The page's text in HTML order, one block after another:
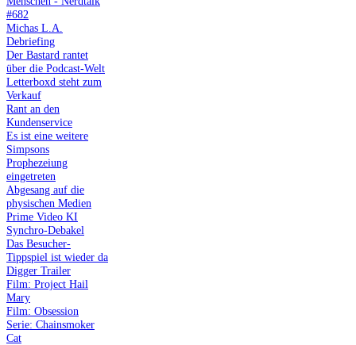
#682
Michas L.A.
Debriefing
Der Bastard rantet
über die Podcast-Welt
Letterboxd steht zum
Verkauf
Rant an den
Kundenservice
Es ist eine weitere
Simpsons
Prophezeiung
eingetreten
Abgesang auf die
physischen Medien
Prime Video KI
Synchro-Debakel
Das Besucher-
Tippspiel ist wieder da
Digger Trailer
Film: Project Hail
Mary
Film: Obsession
Serie: Chainsmoker
Cat